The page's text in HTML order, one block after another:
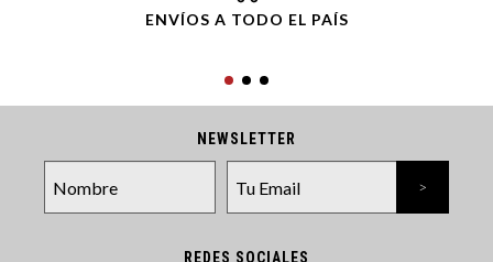
ENVÍOS A TODO EL PAÍS
NEWSLETTER
REDES SOCIALES